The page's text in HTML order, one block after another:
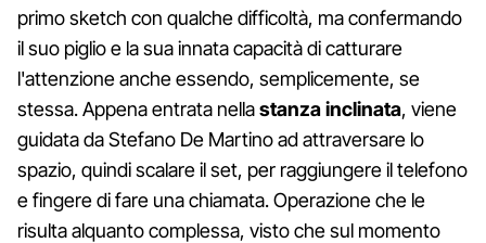
primo sketch con qualche difficoltà, ma confermando
il suo piglio e la sua innata capacità di catturare
l'attenzione anche essendo, semplicemente, se
stessa. Appena entrata nellastanza inclinata, viene
guidata da Stefano De Martino ad attraversare lo
spazio, quindi scalare il set, per raggiungere il telefono
e fingere di fare una chiamata. Operazione che le
risulta alquanto complessa, visto che sul momento